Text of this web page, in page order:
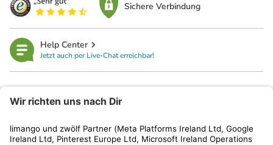
Sichere Verbindung
Help Center
Jetzt auch per Live-Chat erreichbar!